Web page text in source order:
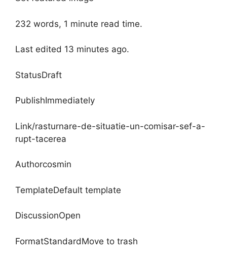
232 words, 1 minute read time.
Last edited 13 minutes ago.
StatusDraft
PublishImmediately
Link/rasturnare-de-situatie-un-comisar-sef-a-
rupt-tacerea
Authorcosmin
TemplateDefault template
DiscussionOpen
FormatStandardMove to trash